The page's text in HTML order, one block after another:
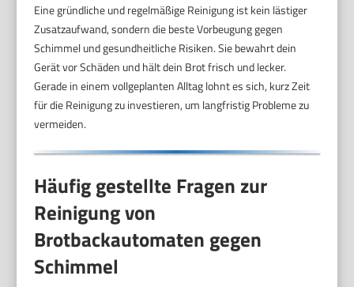
Eine gründliche und regelmäßige Reinigung ist kein lästiger
Zusatzaufwand, sondern die beste Vorbeugung gegen
Schimmel und gesundheitliche Risiken. Sie bewahrt dein
Gerät vor Schäden und hält dein Brot frisch und lecker.
Gerade in einem vollgeplanten Alltag lohnt es sich, kurz Zeit
für die Reinigung zu investieren, um langfristig Probleme zu
vermeiden.
Häufig gestellte Fragen zur
Reinigung von
Brotbackautomaten gegen
Schimmel